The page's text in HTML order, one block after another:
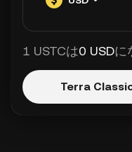
1 USTCは0 USDに
Terra